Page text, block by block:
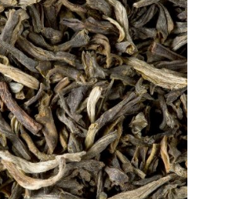
nos thés et infusions
de ventes et mentions légales